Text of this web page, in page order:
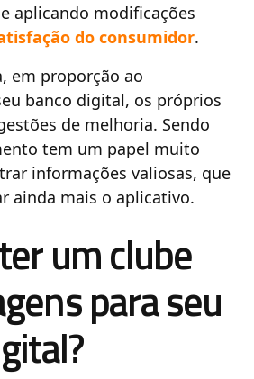
aplicando modificações
do consumidor.
em proporção ao
banco digital, os próprios
de melhoria. Sendo
tem um papel muito
informações valiosas, que
ainda mais o aplicativo.
um clube
para seu